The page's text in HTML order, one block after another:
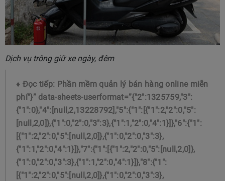
Dịch vụ trông giữ xe ngày, đêm
♦ Đọc tiếp: Phần mềm quản lý bán hàng online miễn
phí"}” data-sheets-userformat=”{"2":1325759,"3":
{"1":0},"4":[null,2,13228792],"5":{"1":[{"1":2,"2":0,"5":
[null,2,0]},{"1":0,"2":0,"3":3},{"1":1,"2":0,"4":1}]},"6":{"1":
[{"1":2,"2":0,"5":[null,2,0]},{"1":0,"2":0,"3":3},
{"1":1,"2":0,"4":1}]},"7":{"1":[{"1":2,"2":0,"5":[null,2,0]},
{"1":0,"2":0,"3":3},{"1":1,"2":0,"4":1}]},"8":{"1":
[{"1":2,"2":0,"5":[null,2,0]},{"1":0,"2":0,"3":3},